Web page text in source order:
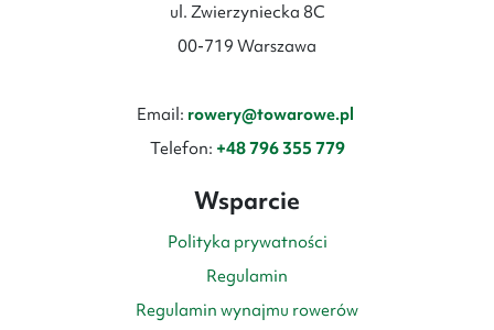
ul. Zwierzyniecka 8C
00-719 Warszawa
Email: rowery@towarowe.pl
Telefon: +48 796 355 779
Wsparcie
Polityka prywatności
Regulamin
Regulamin wynajmu rowerów